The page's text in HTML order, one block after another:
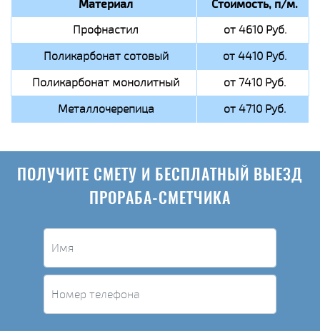
Материал Стоимость, п/м.
Профнастил
от 4610 Руб.
Поликарбонат сотовый
от 4410 Руб.
Поликарбонат монолитный
от 7410 Руб.
Металлочерепица
от 4710 Руб.
ПОЛУЧИТЕ СМЕТУ И БЕСПЛАТНЫЙ ВЫЕЗД
ПРОРАБА-СМЕТЧИКА